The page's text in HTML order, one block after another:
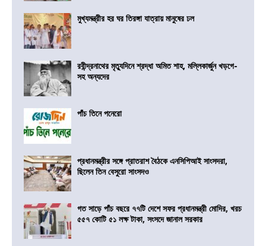
মুখ্যমন্ত্রীর হর ঘর তিরঙ্গা যাত্রায় মানুষের ঢল
রবীন্দ্রনাথের মৃত্যুদিনে শ্রদ্ধা অমিত শাহ, মল্লিকার্জুন খড়গে-
সহ অন্যদের
পাঁচ তিনে পনেরো
প্রধানমন্ত্রীর সঙ্গে প্রাতরাশ বৈঠকে এনসিপিআই সাংসদরা,
ছিলেন তিন বেসুরো সাংসদও
গত সাড়ে পাঁচ বছরে ৭৭টি দেশে সফর প্রধানমন্ত্রী মোদির, খরচ
৫৫৭ কোটি ৫১ লক্ষ টাকা, সংসদে জানাল সরকার